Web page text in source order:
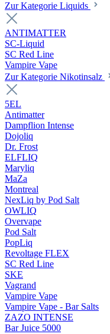
Zur Kategorie Liquids
ANTIMATTER
SC-Liquid
SC Red Line
Vampire Vape
Zur Kategorie Nikotinsalz
5EL
Antimatter
Dampflion Intense
Dojoliq
Dr. Frost
ELFLIQ
Maryliq
MaZa
Montreal
NexLiq by Pod Salt
OWLIQ
Overvape
Pod Salt
PopLiq
Revoltage FLEX
SC Red Line
SKE
Vagrand
Vampire Vape
Vampire Vape - Bar Salts
ZAZO INTENSE
Bar Juice 5000